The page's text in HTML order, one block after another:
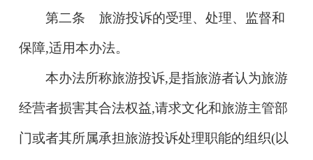
第二条 旅游投诉的受理、处理、监督和
保障,适用本办法。
本办法所称旅游投诉,是指旅游者认为旅游
经营者损害其合法权益,请求文化和旅游主管部
门或者其所属承担旅游投诉处理职能的组织(以